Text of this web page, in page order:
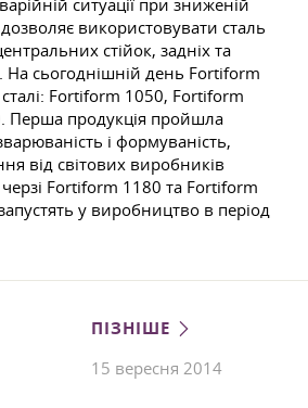
ситуації при зниженій
використовувати сталь
стійок, задніх та
На сьогоднішній день Fortiform
Fortiform 1050, Fortiform
Перша продукція пройшла
і формуваність,
від світових виробників
Fortiform 1180 та Fortiform
у виробництво в період
ПІЗНІШЕ
15 вересня 2014